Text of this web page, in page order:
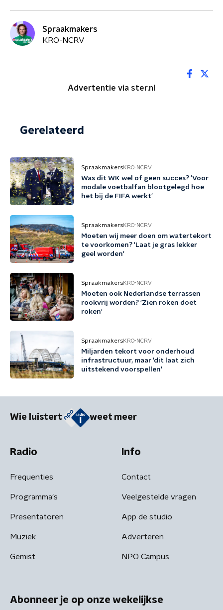
Spraakmakers
KRO-NCRV
Advertentie via ster.nl
Gerelateerd
SpraakmakersKRO-NCRV
Was dit WK wel of geen succes? 'Voor
modale voetbalfan blootgelegd hoe
het bij de FIFA werkt'
SpraakmakersKRO-NCRV
Moeten wij meer doen om watertekort
te voorkomen? 'Laat je gras lekker
geel worden'
SpraakmakersKRO-NCRV
Moeten ook Nederlandse terrassen
rookvrij worden? 'Zien roken doet
roken'
SpraakmakersKRO-NCRV
Miljarden tekort voor onderhoud
infrastructuur, maar 'dit laat zich
uitstekend voorspellen'
Wie luistert weet meer
Radio
Frequenties
Programma's
Presentatoren
Muziek
Gemist
Info
Contact
Veelgestelde vragen
App de studio
Adverteren
NPO Campus
Abonneer je op onze wekelijkse